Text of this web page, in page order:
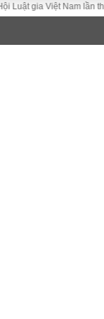
Việt Nam lần thứ XV